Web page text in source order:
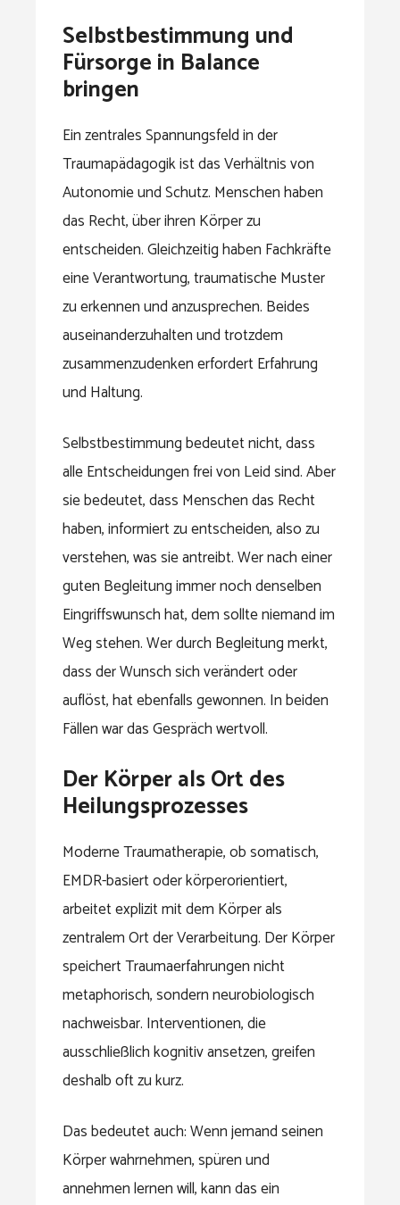
Selbstbestimmung und
Fürsorge in Balance
bringen
Ein zentrales Spannungsfeld in der
Traumapädagogik ist das Verhältnis von
Autonomie und Schutz. Menschen haben
das Recht, über ihren Körper zu
entscheiden. Gleichzeitig haben Fachkräfte
eine Verantwortung, traumatische Muster
zu erkennen und anzusprechen. Beides
auseinanderzuhalten und trotzdem
zusammenzudenken erfordert Erfahrung
und Haltung.
Selbstbestimmung bedeutet nicht, dass
alle Entscheidungen frei von Leid sind. Aber
sie bedeutet, dass Menschen das Recht
haben, informiert zu entscheiden, also zu
verstehen, was sie antreibt. Wer nach einer
guten Begleitung immer noch denselben
Eingriffswunsch hat, dem sollte niemand im
Weg stehen. Wer durch Begleitung merkt,
dass der Wunsch sich verändert oder
auflöst, hat ebenfalls gewonnen. In beiden
Fällen war das Gespräch wertvoll.
Der Körper als Ort des
Heilungsprozesses
Moderne Traumatherapie, ob somatisch,
EMDR-basiert oder körperorientiert,
arbeitet explizit mit dem Körper als
zentralem Ort der Verarbeitung. Der Körper
speichert Traumaerfahrungen nicht
metaphorisch, sondern neurobiologisch
nachweisbar. Interventionen, die
ausschließlich kognitiv ansetzen, greifen
deshalb oft zu kurz.
Das bedeutet auch: Wenn jemand seinen
Körper wahrnehmen, spüren und
annehmen lernen will, kann das ein